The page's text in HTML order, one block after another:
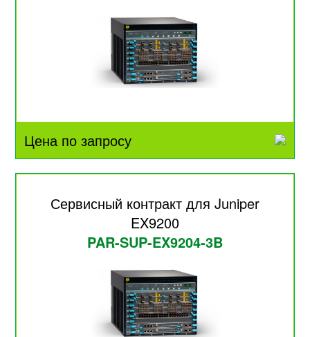
Цена по запросу
Сервисный контракт для Juniper
EX9200
PAR-SUP-EX9204-3B